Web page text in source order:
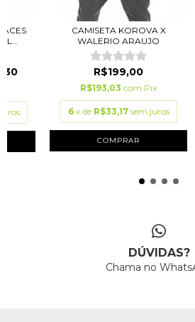
CAMISETA KOROVA X
WALERIO ARAUJO
R$199,00
R$193,03 com Pix
6 x de R$33,17 sem juros
COMPRAR
DÚVIDAS?
Chama no